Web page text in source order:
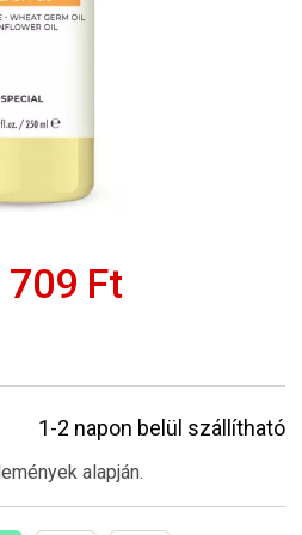
709 Ft
1-2 napon belül szállítható
alapján.